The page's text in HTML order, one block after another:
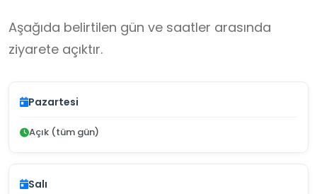
Aşağıda belirtilen gün ve saatler arasında
ziyarete açıktır.
Pazartesi
Açık (tüm gün)
Salı